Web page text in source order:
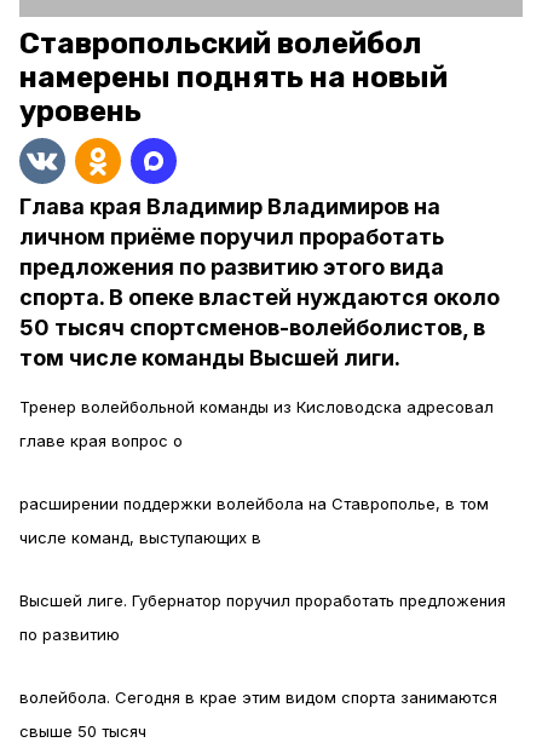
Ставропольский волейбол
намерены поднять на новый
уровень
Глава края Владимир Владимиров на
личном приёме поручил проработать
предложения по развитию этого вида
спорта. В опеке властей нуждаются около
50 тысяч спортсменов-волейболистов, в
том числе команды Высшей лиги.
Тренер волейбольной команды из Кисловодска адресовал
главе края вопрос о
расширении поддержки волейбола на Ставрополье, в том
числе команд, выступающих в
Высшей лиге. Губернатор поручил проработать предложения
по развитию
волейбола. Сегодня в крае этим видом спорта занимаются
свыше 50 тысяч